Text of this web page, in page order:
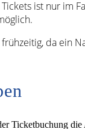
ist nur im
da ein
Ticketbuchung die